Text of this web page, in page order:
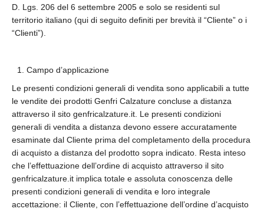
D. Lgs. 206 del 6 settembre 2005 e solo se residenti sul
territorio italiano (qui di seguito definiti per brevità il “Cliente” o i
“Clienti”).
Campo d’applicazione
Le presenti condizioni generali di vendita sono applicabili a tutte
le vendite dei prodotti Genfri Calzature concluse a distanza
attraverso il sito genfricalzature.it. Le presenti condizioni
generali di vendita a distanza devono essere accuratamente
esaminate dal Cliente prima del completamento della procedura
di acquisto a distanza del prodotto sopra indicato. Resta inteso
che l’effettuazione dell’ordine di acquisto attraverso il sito
genfricalzature.it implica totale e assoluta conoscenza delle
presenti condizioni generali di vendita e loro integrale
accettazione: il Cliente, con l’effettuazione dell’ordine d’acquisto